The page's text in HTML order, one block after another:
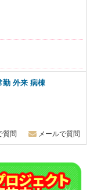
勤 外来 病棟
質問 メールで質問